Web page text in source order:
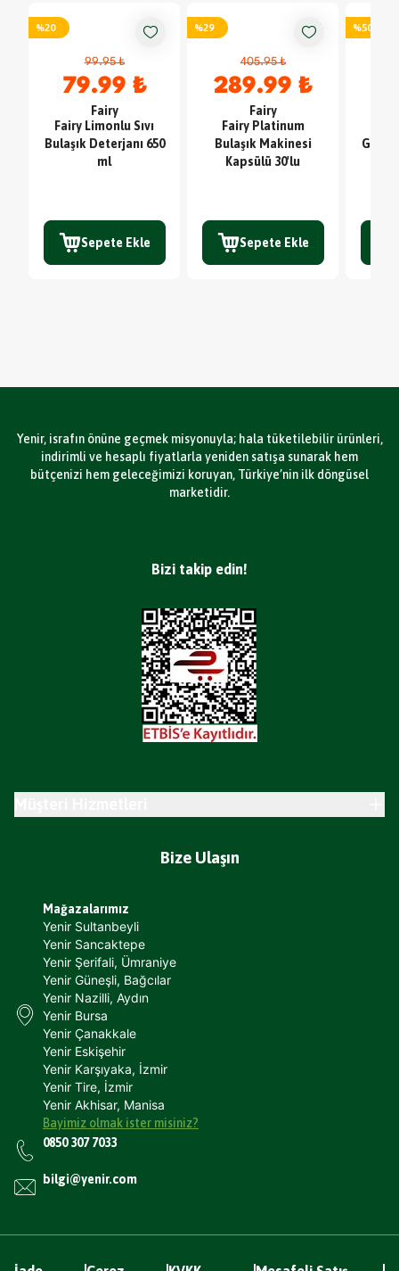
%20
99.95 ₺
79.99 ₺
Fairy
Fairy Limonlu Sıvı
Bulaşık Deterjanı 650
ml
Sepete Ekle
%29
405.95 ₺
289.99 ₺
Fairy
Fairy Platinum
Bulaşık Makinesi
Kapsülü 30'lu
Sepete Ekle
%50
Yenir, israfın önüne geçmek misyonuyla; hala tüketilebilir ürünleri,
indirimli ve hesaplı fiyatlarla yeniden satışa sunarak hem
bütçenizi hem geleceğimizi koruyan, Türkiye’nin ilk döngüsel
marketidir.
Bizi takip edin!
Bize Ulaşın
Mağazalarımız
Yenir Sultanbeyli
Yenir Sancaktepe
Yenir Şerifali, Ümraniye
Yenir Güneşli, Bağcılar
Yenir Nazilli, Aydın
Yenir Bursa
Yenir Çanakkale
Yenir Eskişehir
Yenir Karşıyaka, İzmir
Yenir Tire, İzmir
Yenir Akhisar, Manisa
Bayimiz olmak ister misiniz?
0850 307 7033
bilgi@yenir.com